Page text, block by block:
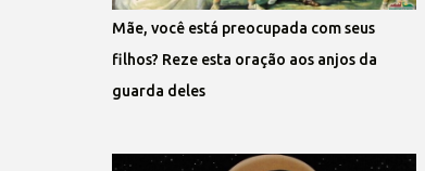
Mãe, você está preocupada com seus
filhos? Reze esta oração aos anjos da
guarda deles